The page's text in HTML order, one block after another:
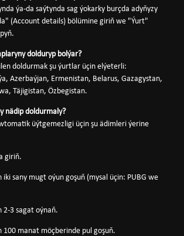
ýa-da saýtynda sag ýokarky burçda adyňyzy
(Account details) bölümine giriň we "Ýurt"
dolduryp bolýar?
doldurmak şu ýurtlar üçin elýeterli:
Azerbaýjan, Ermenistan, Belarus, Gazagystan,
Täjigistan, Özbegistan.
nädip doldurmaly?
üýtgemezligi üçin şu ädimleri ýerine
giriň.
iki sany mugt oýun goşuň (mysal üçin: PUBG we
2-3 sagat oýnaň.
100 manat möçberinde pul goşuň.